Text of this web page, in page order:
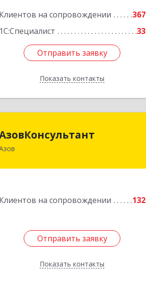
Клиентов на сопровождении
367
1С:Специалист
33
Отправить заявку
Показать контакты
Отправить заявку
Назад
Клиентов на сопровождении 132
Отправить заявку
Показать контакты
Отправить заявку
Назад